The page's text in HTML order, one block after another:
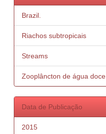
Brazil.
Riachos subtropicais
Streams
Zooplâncton de água doce
Data de Publicação
2015